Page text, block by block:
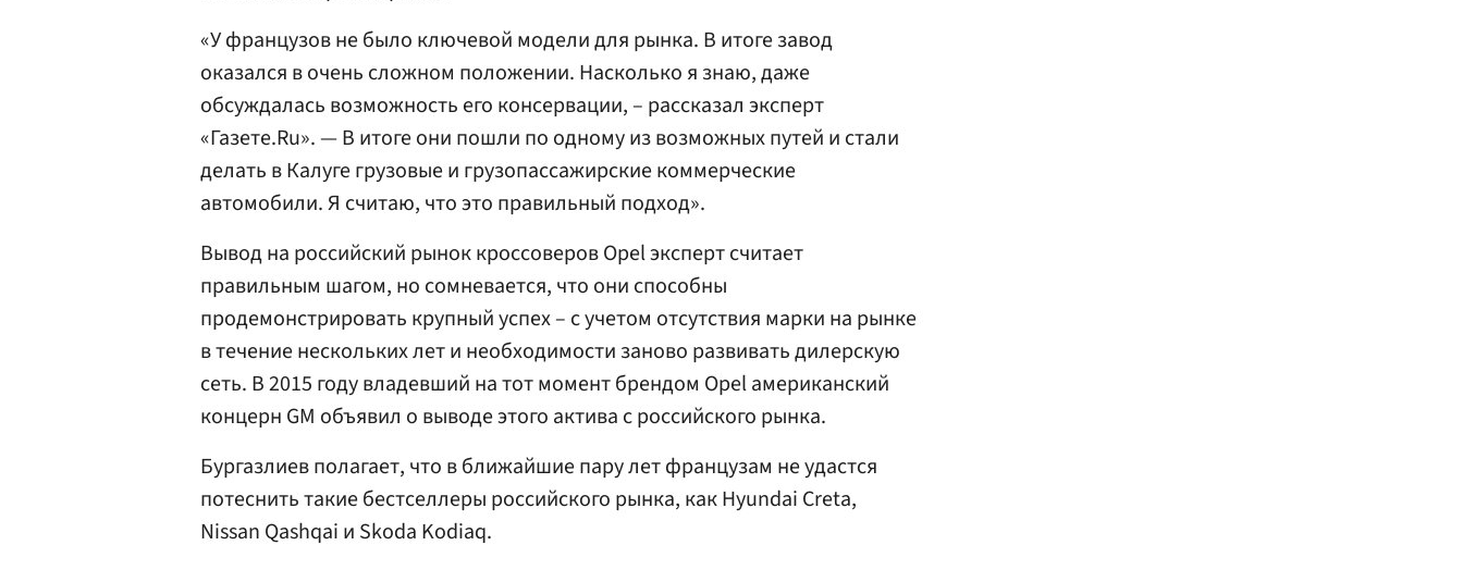
«У французов не было ключевой модели для рынка. В итоге завод
оказался в очень сложном положении. Насколько я знаю, даже
обсуждалась возможность его консервации, – рассказал эксперт
«Газете.Ru». — В итоге они пошли по одному из возможных путей и стали
делать в Калуге грузовые и грузопассажирские коммерческие
автомобили. Я считаю, что это правильный подход».
Вывод на российский рынок кроссоверов Opel эксперт считает
правильным шагом, но сомневается, что они способны
продемонстрировать крупный успех – с учетом отсутствия марки на рынке
в течение нескольких лет и необходимости заново развивать дилерскую
сеть. В 2015 году владевший на тот момент брендом Opel американский
концерн GM объявил о выводе этого актива с российского рынка.
Бургазлиев полагает, что в ближайшие пару лет французам не удастся
потеснить такие бестселлеры российского рынка, как Hyundai Creta,
Nissan Qashqai и Skoda Kodiaq.